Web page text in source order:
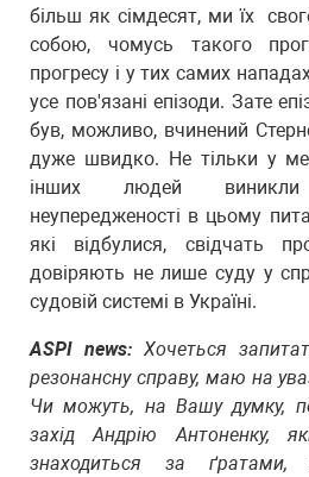
більш як сімдесят, ми їх
собою, чомусь такого
прогресу і у тих самих
усе пов'язані епізоди. Зате
був, можливо, вчинений
дуже швидко. Не тільки у
інших людей
неупередженості в цьому
які відбулися,
довіряють не лише суду у
судовій системі в Україні.
ASPI news: Хочеться
резонансну справу, маю на
Чи можуть, на Вашу думку,
захід Андрію Антоненку,
знаходиться за